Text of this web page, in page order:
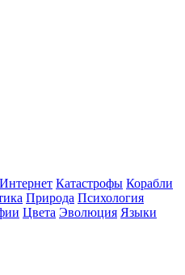
Интернет Катастрофы Корабли
Природа Психология
Цвета Эволюция Языки